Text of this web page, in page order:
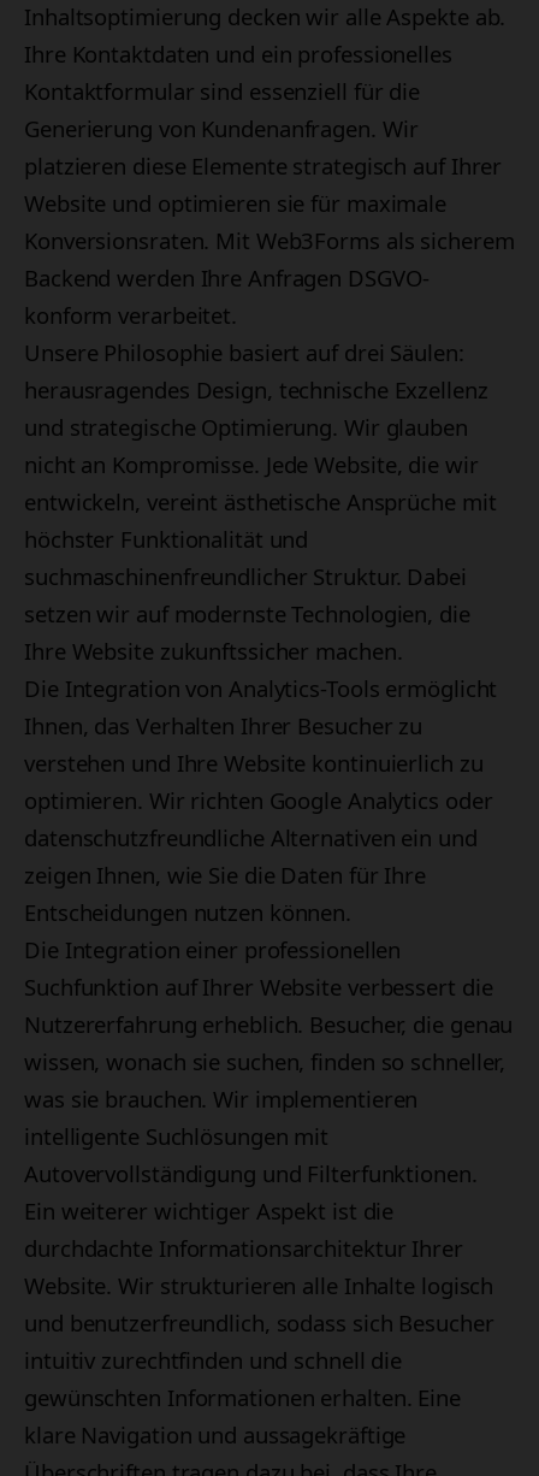
Inhaltsoptimierung decken wir alle Aspekte ab.
Ihre Kontaktdaten und ein professionelles
Kontaktformular sind essenziell für die
Generierung von Kundenanfragen. Wir
platzieren diese Elemente strategisch auf Ihrer
Website und optimieren sie für maximale
Konversionsraten. Mit Web3Forms als sicherem
Backend werden Ihre Anfragen DSGVO-
konform verarbeitet.
Unsere Philosophie basiert auf drei Säulen:
herausragendes Design, technische Exzellenz
und strategische Optimierung. Wir glauben
nicht an Kompromisse. Jede Website, die wir
entwickeln, vereint ästhetische Ansprüche mit
höchster Funktionalität und
suchmaschinenfreundlicher Struktur. Dabei
setzen wir auf modernste Technologien, die
Ihre Website zukunftssicher machen.
Die Integration von Analytics-Tools ermöglicht
Ihnen, das Verhalten Ihrer Besucher zu
verstehen und Ihre Website kontinuierlich zu
optimieren. Wir richten Google Analytics oder
datenschutzfreundliche Alternativen ein und
zeigen Ihnen, wie Sie die Daten für Ihre
Entscheidungen nutzen können.
Die Integration einer professionellen
Suchfunktion auf Ihrer Website verbessert die
Nutzererfahrung erheblich. Besucher, die genau
wissen, wonach sie suchen, finden so schneller,
was sie brauchen. Wir implementieren
intelligente Suchlösungen mit
Autovervollständigung und Filterfunktionen.
Ein weiterer wichtiger Aspekt ist die
durchdachte Informationsarchitektur Ihrer
Website. Wir strukturieren alle Inhalte logisch
und benutzerfreundlich, sodass sich Besucher
intuitiv zurechtfinden und schnell die
gewünschten Informationen erhalten. Eine
klare Navigation und aussagekräftige